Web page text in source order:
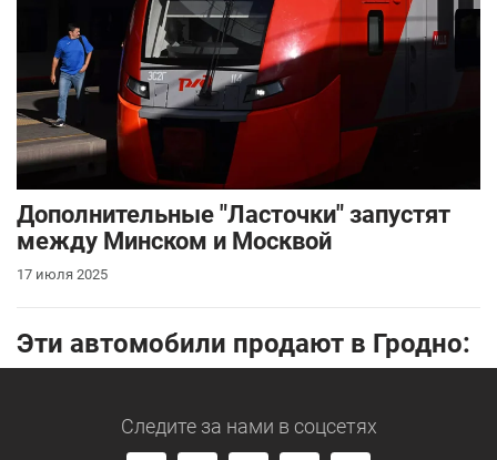
Дополнительные "Ласточки" запустят
между Минском и Москвой
17 июля 2025
Эти автомобили продают в Гродно:
Следите за нами в соцсетях